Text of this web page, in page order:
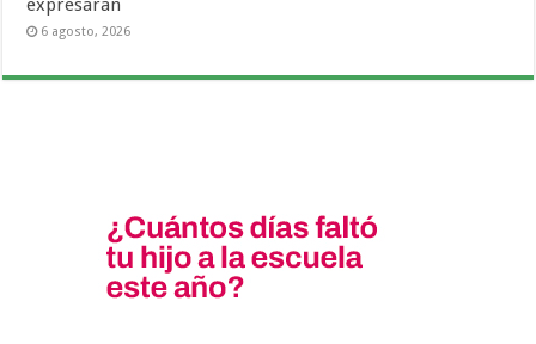
expresaran
6 agosto, 2026